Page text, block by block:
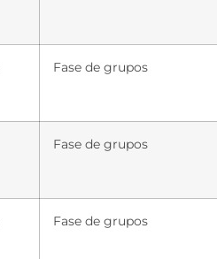
Fase de grupos
Fase de grupos
Fase de grupos